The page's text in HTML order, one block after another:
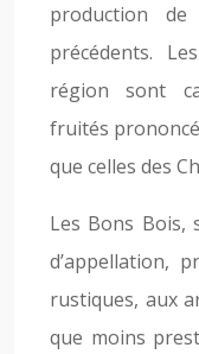
production
précédents.
région sont
fruités
que celles des
Les Bons Bois,
d’appellation,
rustiques, aux
que moins